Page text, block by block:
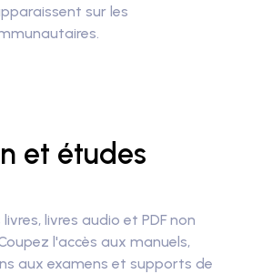
sur les
et études
livres audio et PDF non
l'accès aux manuels,
aux examens et supports de